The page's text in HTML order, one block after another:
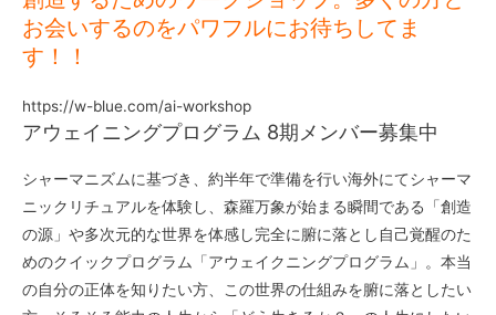
お会いするのをパワフルにお待ちしてま
す！！
https://w-blue.com/ai-workshop
アウェイニングプログラム 8期メンバー募集中
シャーマニズムに基づき、約半年で準備を行い海外にてシャーマ
ニックリチュアルを体験し、森羅万象が始まる瞬間である「創造
の源」や多次元的な世界を体感し完全に腑に落とし自己覚醒のた
めのクイックプログラム「アウェイクニングプログラム」。本当
の自分の正体を知りたい方、この世界の仕組みを腑に落としたい